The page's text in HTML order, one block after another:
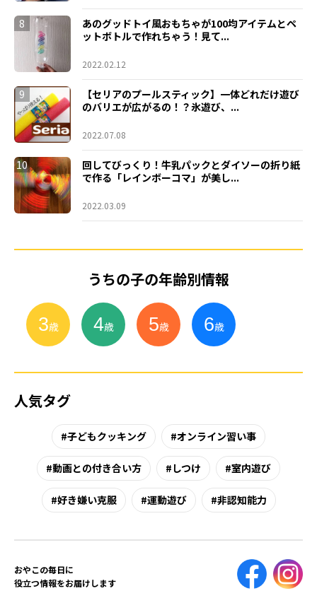
8
あのグッドトイ風おもちゃが100均アイテムとペ
ットボトルで作れちゃう！見て...
2022.02.12
9
【セリアのプールスティック】一体どれだけ遊び
のバリエが広がるの！？氷遊び、...
2022.07.08
10
回してびっくり！牛乳パックとダイソーの折り紙
で作る「レインボーコマ」が美し...
2022.03.09
うちの子の年齢別情報
3歳 4歳 5歳 6歳
人気タグ
子どもクッキング オンライン習い事
動画との付き合い方 しつけ 室内遊び
好き嫌い克服 運動遊び 非認知能力
おやこの毎日に
役立つ情報をお届けします